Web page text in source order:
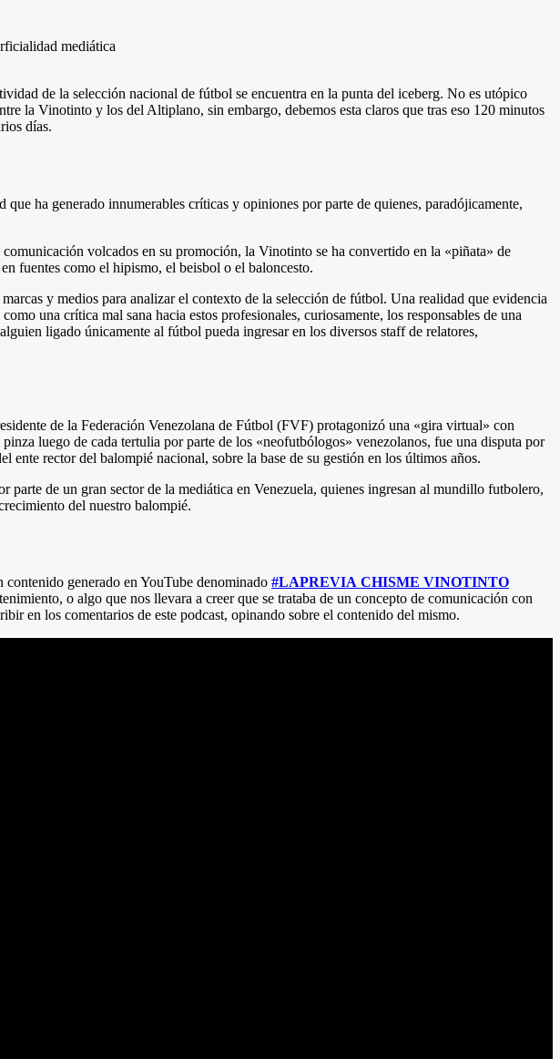
mediática
de la selección nacional de fútbol se encuentra en la punta del iceberg. No es utópico
la Vinotinto y los del Altiplano, sin embargo, debemos esta claros que tras eso 120 minutos
días.
ha generado innumerables críticas y opiniones por parte de quienes, paradójicamente,
volcados en su promoción, la Vinotinto se ha convertido en la «piñata» de
fuentes como el hipismo, el beisbol o el baloncesto.
y medios para analizar el contexto de la selección de fútbol. Una realidad que evidencia
una crítica mal sana hacia estos profesionales, curiosamente, los responsables de una
ligado únicamente al fútbol pueda ingresar en los diversos staff de relatores,
de la Federación Venezolana de Fútbol (FVF) protagonizó una «gira virtual» con
luego de cada tertulia por parte de los «neofutbólogos» venezolanos, fue una disputa por
rector del balompié nacional, sobre la base de su gestión en los últimos años.
de un gran sector de la mediática en Venezuela, quienes ingresan al mundillo futbolero,
del nuestro balompié.
contenido generado en YouTube denominado #LAPREVIA CHISME VINOTINTO
o algo que nos llevara a creer que se trataba de un concepto de comunicación con
en los comentarios de este podcast, opinando sobre el contenido del mismo.